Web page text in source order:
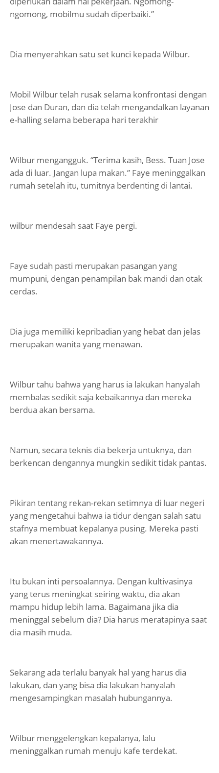
ngomong, mobilmu sudah diperbaiki.”
Dia menyerahkan satu set kunci kepada Wilbur.
Mobil Wilbur telah rusak selama konfrontasi dengan
Jose dan Duran, dan dia telah mengandalkan layanan
e-halling selama beberapa hari terakhir
Wilbur mengangguk. “Terima kasih, Bess. Tuan Jose
ada di luar. Jangan lupa makan.” Faye meninggalkan
rumah setelah itu, tumitnya berdenting di lantai.
wilbur mendesah saat Faye pergi.
Faye sudah pasti merupakan pasangan yang
mumpuni, dengan penampilan bak mandi dan otak
cerdas.
Dia juga memiliki kepribadian yang hebat dan jelas
merupakan wanita yang menawan.
Wilbur tahu bahwa yang harus ia lakukan hanyalah
membalas sedikit saja kebaikannya dan mereka
berdua akan bersama.
Namun, secara teknis dia bekerja untuknya, dan
berkencan dengannya mungkin sedikit tidak pantas.
Pikiran tentang rekan-rekan setimnya di luar negeri
yang mengetahui bahwa ia tidur dengan salah satu
stafnya membuat kepalanya pusing. Mereka pasti
akan menertawakannya.
Itu bukan inti persoalannya. Dengan kultivasinya
yang terus meningkat seiring waktu, dia akan
mampu hidup lebih lama. Bagaimana jika dia
meninggal sebelum dia? Dia harus meratapinya saat
dia masih muda.
Sekarang ada terlalu banyak hal yang harus dia
lakukan, dan yang bisa dia lakukan hanyalah
mengesampingkan masalah hubungannya.
Wilbur menggelengkan kepalanya, lalu
meninggalkan rumah menuju kafe terdekat.